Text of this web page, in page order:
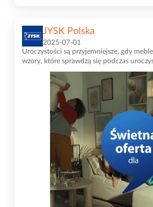
JYSK Polska
2025-07-01
Uroczystości są przyjemniejsze, gdy
wzory, które sprawdzą się podczas